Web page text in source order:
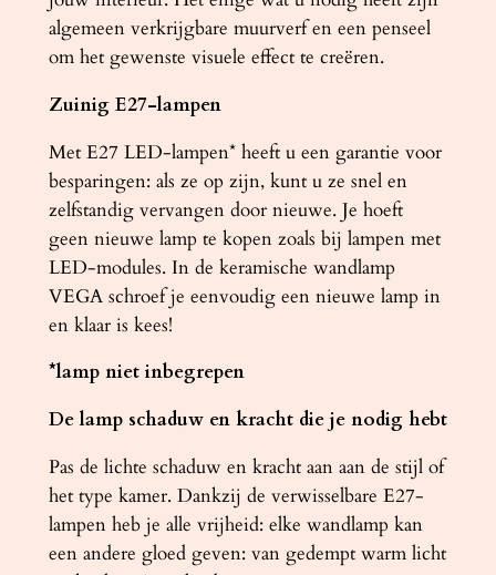
algemeen verkrijgbare muurverf en een penseel
om het gewenste visuele effect te creëren.
Zuinig E27-lampen
Met E27 LED-lampen* heeft u een garantie voor
besparingen: als ze op zijn, kunt u ze snel en
zelfstandig vervangen door nieuwe. Je hoeft
geen nieuwe lamp te kopen zoals bij lampen met
LED-modules. In de keramische wandlamp
VEGA schroef je eenvoudig een nieuwe lamp in
en klaar is kees!
*lamp niet inbegrepen
De lamp schaduw en kracht die je nodig hebt
Pas de lichte schaduw en kracht aan aan de stijl of
het type kamer. Dankzij de verwisselbare E27-
lampen heb je alle vrijheid: elke wandlamp kan
een andere gloed geven: van gedempt warm licht